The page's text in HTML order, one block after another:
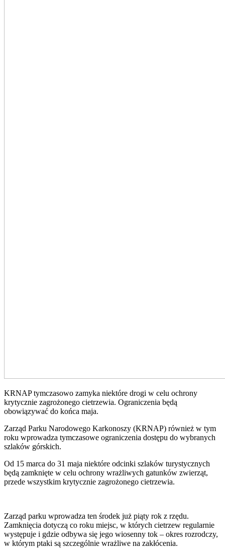
KRNAP tymczasowo zamyka niektóre drogi w celu ochrony
krytycznie zagrożonego cietrzewia. Ograniczenia będą
obowiązywać do końca maja.
Zarząd Parku Narodowego Karkonoszy (KRNAP) również w tym
roku wprowadza tymczasowe ograniczenia dostępu do wybranych
szlaków górskich.
Od 15 marca do 31 maja niektóre odcinki szlaków turystycznych
będą zamknięte w celu ochrony wrażliwych gatunków zwierząt,
przede wszystkim krytycznie zagrożonego cietrzewia.
Zarząd parku wprowadza ten środek już piąty rok z rzędu.
Zamknięcia dotyczą co roku miejsc, w których cietrzew regularnie
występuje i gdzie odbywa się jego wiosenny tok – okres rozrodczy,
w którym ptaki są szczególnie wrażliwe na zakłócenia.